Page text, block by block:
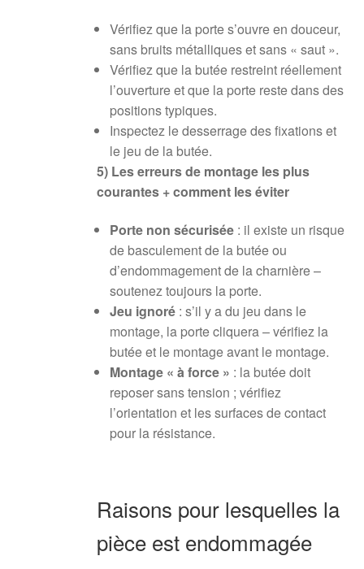
Vérifiez que la porte s’ouvre en douceur,
sans bruits métalliques et sans « saut ».
Vérifiez que la butée restreint réellement
l’ouverture et que la porte reste dans des
positions typiques.
Inspectez le desserrage des fixations et
le jeu de la butée.
5) Les erreurs de montage les plus
courantes + comment les éviter
Porte non sécurisée: il existe un risque
de basculement de la butée ou
d’endommagement de la charnière –
soutenez toujours la porte.
Jeu ignoré: s’il y a du jeu dans le
montage, la porte cliquera – vérifiez la
butée et le montage avant le montage.
Montage « à force » : la butée doit
reposer sans tension ; vérifiez
l’orientation et les surfaces de contact
pour la résistance.
Raisons pour lesquelles la
pièce est endommagée